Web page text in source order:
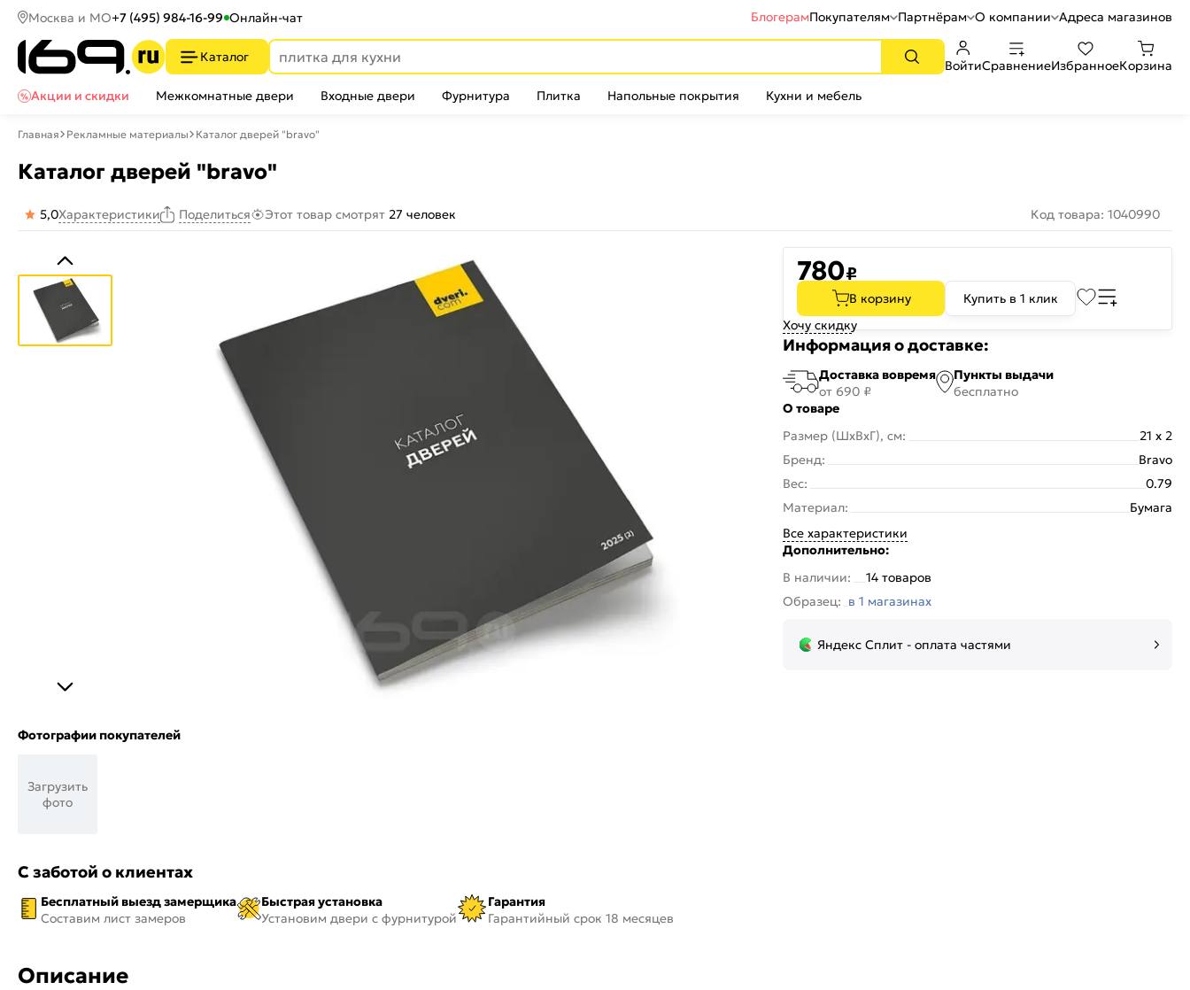
Москва и МО+7 (495) 984-16-99 Онлайн-чат БлогерамПокупателям Партнёрам О компании Адреса магазинов
Каталог
ВойтиСравнениеИзбранноеКорзина
Акции и скидки
Межкомнатные двери Входные двери Фурнитура Плитка Напольные покрытия Кухни и мебель
Главная Рекламные материалы Каталог дверей "bravo"
Каталог дверей "bravo"
5,0Характеристики Поделиться Этот товар смотрят 27 человек Код товара: 1040990
Фотографии покупателей
Загрузить
фото
С заботой о клиентах
Бесплатный выезд замерщика
Составим лист замеров
Быстрая установка
Установим двери с фурнитурой
Гарантия
Гарантийный срок 18 месяцев
780₽
В корзину
Купить в 1 клик
Хочу скидку
Информация о доставке:
Доставка вовремя
от 690 ₽
Пункты выдачи
бесплатно
О товаре
Размер (ШхВхГ), см:
21 x 2
Бренд:
Bravo
Вес:
0.79
Материал:
Бумага
Все характеристики
Дополнительно:
В наличии:
14 товаров
Образец: в 1 магазинах
Яндекс Сплит - оплата частями
Описание